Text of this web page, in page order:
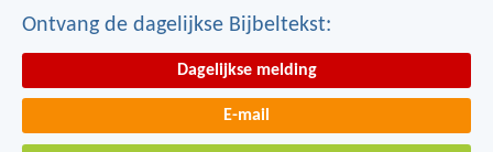
Ontvang de dagelijkse Bijbeltekst:
Dagelijkse melding
E-mail